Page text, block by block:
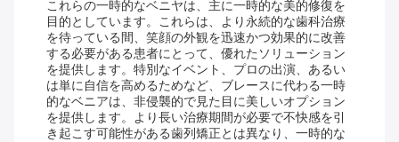
これらの一時的なベニヤは、主に一時的な美的修復を
目的としています。これらは、より永続的な歯科治療
を待っている間、笑顔の外観を迅速かつ効果的に改善
する必要がある患者にとって、優れたソリューション
を提供します。特別なイベント、プロの出演、あるい
は単に自信を高めるためなど、ブレースに代わる一時
的なベニアは、非侵襲的で見た目に美しいオプション
を提供します。より長い治療期間が必要で不快感を引
き起こす可能性がある歯列矯正とは異なり、一時的な